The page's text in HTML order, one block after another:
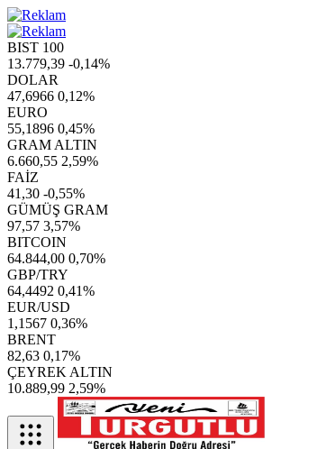
BIST 100
13.779,39 -0,14%
DOLAR
47,6966 0,12%
EURO
55,1896 0,45%
GRAM ALTIN
6.660,55 2,59%
FAİZ
41,30 -0,55%
GÜMÜŞ GRAM
97,57 3,57%
BITCOIN
64.844,00 0,70%
GBP/TRY
64,4492 0,41%
EUR/USD
1,1567 0,36%
BRENT
82,63 0,17%
ÇEYREK ALTIN
10.889,99 2,59%